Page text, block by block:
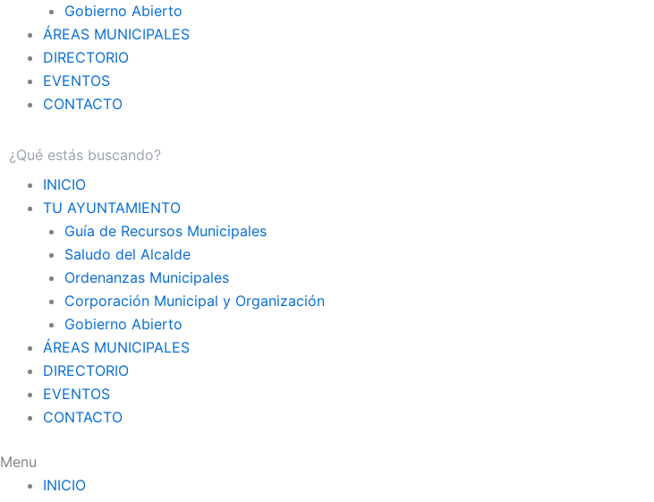
Gobierno Abierto
ÁREAS MUNICIPALES
DIRECTORIO
EVENTOS
CONTACTO
INICIO
TU AYUNTAMIENTO
Guía de Recursos Municipales
Saludo del Alcalde
Ordenanzas Municipales
Corporación Municipal y Organización
Gobierno Abierto
ÁREAS MUNICIPALES
DIRECTORIO
EVENTOS
CONTACTO
Menu
INICIO